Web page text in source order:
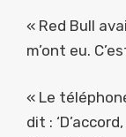
« Red Bull
m’ont eu.
« Le
dit :